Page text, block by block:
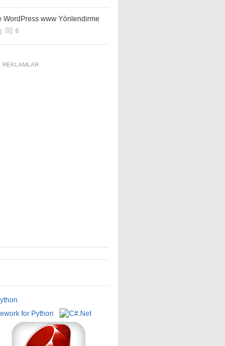
WordPress www Yönlendirme
6
REKLAMLAR